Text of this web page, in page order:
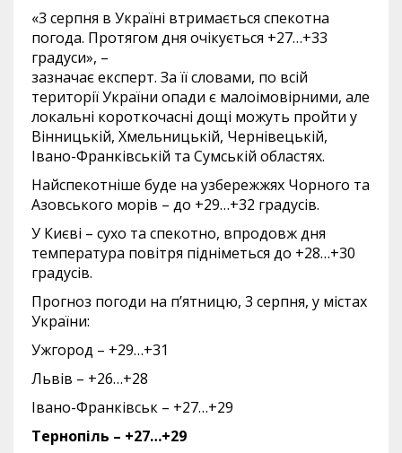
«3 серпня в Україні втримається спекотна
погода. Протягом дня очікується +27…+33
градуси», –
зазначає експерт. За її словами, по всій
території України опади є малоімовірними, але
локальні короткочасні дощі можуть пройти у
Вінницькій, Хмельницькій, Чернівецькій,
Івано-Франківській та Сумській областях.
Найспекотніше буде на узбережжях Чорного та
Азовського морів – до +29…+32 градусів.
У Києві – сухо та спекотно, впродовж дня
температура повітря підніметься до +28…+30
градусів.
Прогноз погоди на п’ятницю, 3 серпня, у містах
України:
Ужгород – +29…+31
Львів – +26…+28
Івано-Франківськ – +27…+29
Тернопіль – +27…+29